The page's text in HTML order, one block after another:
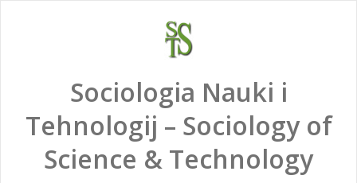
Sociologia Nauki i
Tehnologij – Sociology of
Science & Technology